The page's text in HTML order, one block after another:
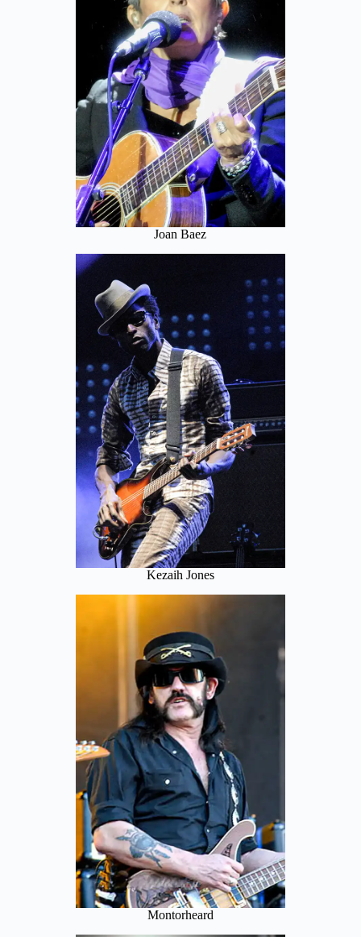
Joan Baez
Kezaih Jones
Montorheard